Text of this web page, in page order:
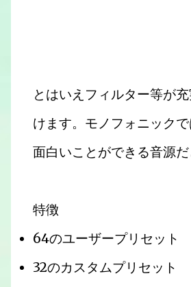
とはいえフィルター等が
けます。モノフォニック
面白いことができる音源だ
特徴
64のユーザープリセット
32のカスタムプリセット